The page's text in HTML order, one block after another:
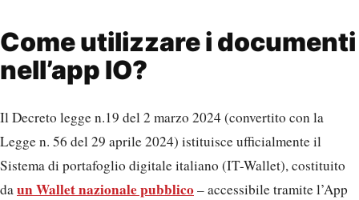
Come utilizzare i documenti
nell’app IO?
Il Decreto legge n.19 del 2 marzo 2024 (convertito con la
Legge n. 56 del 29 aprile 2024) istituisce ufficialmente il
Sistema di portafoglio digitale italiano (IT-Wallet), costituito
daun Wallet nazionale pubblico– accessibile tramite l’App